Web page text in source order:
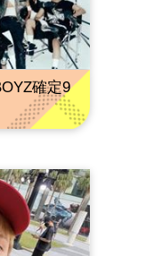
確定9